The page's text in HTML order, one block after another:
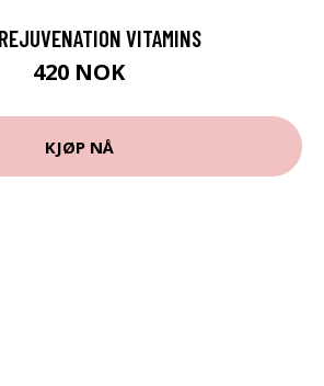
VITAMINS
420 NOK
KJØP NÅ